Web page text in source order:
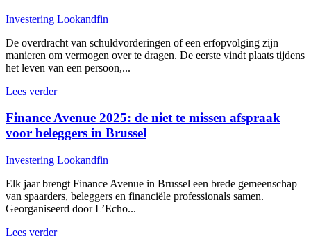
Investering Lookandfin
De overdracht van schuldvorderingen of een erfopvolging zijn
manieren om vermogen over te dragen. De eerste vindt plaats tijdens
het leven van een persoon,...
Lees verder
Finance Avenue 2025: de niet te missen afspraak
voor beleggers in Brussel
Investering Lookandfin
Elk jaar brengt Finance Avenue in Brussel een brede gemeenschap
van spaarders, beleggers en financiële professionals samen.
Georganiseerd door L’Echo...
Lees verder